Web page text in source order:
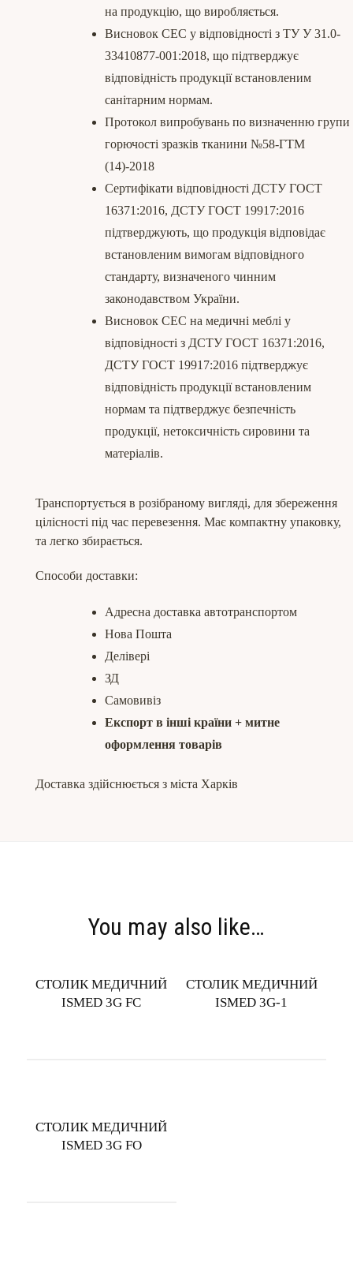
на продукцію, що виробляється.
Висновок СЕС у відповідності з ТУ У 31.0-
33410877-001:2018, що підтверджує
відповідність продукції встановленим
санітарним нормам.
Протокол випробувань по визначенню групи
горючості зразків тканини №58-ГТМ
(14)-2018
Сертифікати відповідності ДСТУ ГОСТ
16371:2016, ДСТУ ГОСТ 19917:2016
підтверджують, що продукція відповідає
встановленим вимогам відповідного
стандарту, визначеного чинним
законодавством України.
Висновок СЕС на медичні меблі у
відповідності з ДСТУ ГОСТ 16371:2016,
ДСТУ ГОСТ 19917:2016 підтверджує
відповідність продукції встановленим
нормам та підтверджує безпечність
продукції, нетоксичність сировини та
матеріалів.
Транспортується в розібраному вигляді, для збереження
цілісності під час перевезення. Має компактну упаковку,
та легко збирається.
Способи доставки:
Адресна доставка автотранспортом
Нова Пошта
Делівері
ЗД
Самовивіз
Експорт в інші країни + митне
оформлення товарів
Доставка здійснюється з міста Харків
You may also like…
СТОЛИК МЕДИЧНИЙ
ISMED 3G FC
СТОЛИК МЕДИЧНИЙ
ISMED 3G-1
СТОЛИК МЕДИЧНИЙ
ISMED 3G FО